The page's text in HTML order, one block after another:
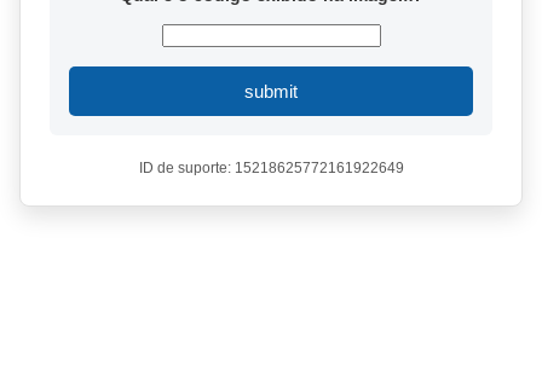
submit
ID de suporte: 15218625772161922649